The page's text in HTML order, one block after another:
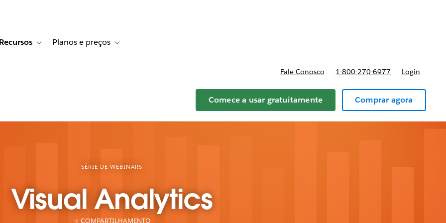
Histórias de clientes
sub-navigation for Soluções
Recursos Toggle sub-navigation for Recursos
Planos e preços Toggle sub-navigation for Planos e preços
Fale Conosco 1-800-270-6977 Login
Comece a usar gratuitamente Comprar agora
SÉRIE DE WEBINARS
Visual Analytics
COMPARTILHAMENTO